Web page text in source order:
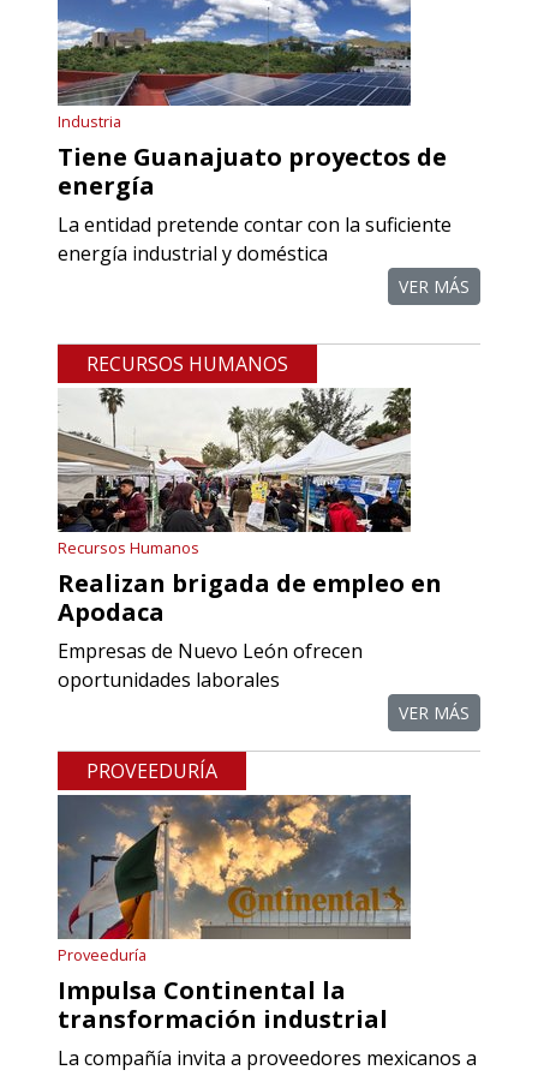
Aplicar al Requerimiento
Empresa en Querétaro
Requiere:
REFACCIONES PARA
MAQUINARIA INDUSTRIAL
Especificaciones:
Requisitos: Otorgar condiciones de
grupo, contar con instalaciones
cercanas a la región y otorgar
referencias comerciales.
Aplicar al Requerimiento
Empresa en Querétaro
Requiere:
REFACCIONES PARA
PROCESOS DE MAQUINADO
Requisitos: Otorgar condiciones de
crédito acordes a las políticas del
grupo, contar con instalaciones
cercanas a la región y otorgar
referencias comerciales.
Aplicar al Requerimiento
Empresa en Querétaro
Requiere:
Industria
Tiene Guanajuato proyectos de
energía
La entidad pretende contar con la suficiente
energía industrial y doméstica
VER MÁS
RECURSOS HUMANOS
Recursos Humanos
Realizan brigada de empleo en
Apodaca
Empresas de Nuevo León ofrecen
oportunidades laborales
VER MÁS
PROVEEDURÍA
Proveeduría
Impulsa Continental la
transformación industrial
La compañía invita a proveedores mexicanos a